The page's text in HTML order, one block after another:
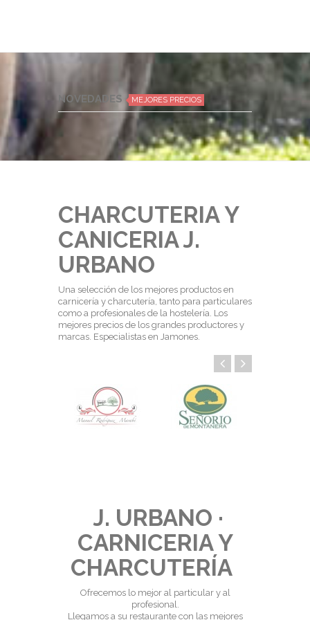
NOVEDADES MEJORES PRECIOS
CHARCUTERIA Y
CANICERIA J.
URBANO
Una selección de los mejores productos en
carnicería y charcutería, tanto para particulares
como a profesionales de la hostelería. Los
mejores precios de los grandes productores y
marcas. Especialistas en Jamones.
J. URBANO ·
CARNICERIA Y
CHARCUTERÍA
Ofrecemos lo mejor al particular y al
profesional.
Llegamos a su restaurante con las mejores